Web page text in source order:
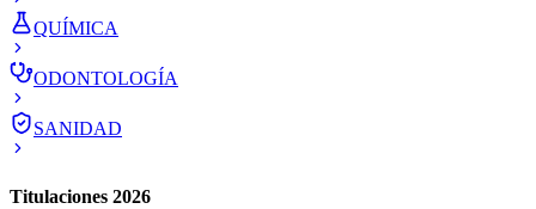
QUÍMICA
ODONTOLOGÍA
SANIDAD
Titulaciones 2026